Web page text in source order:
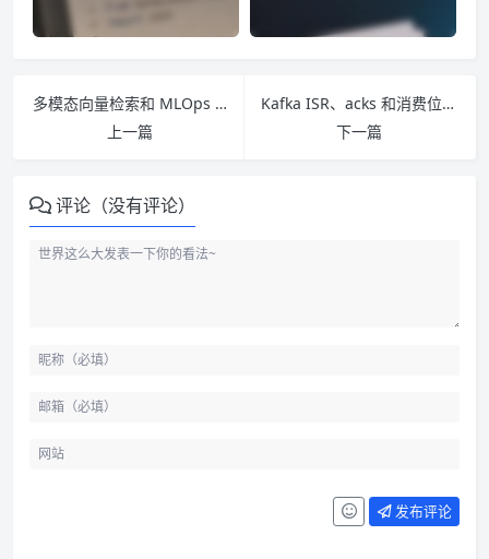
多模态向量检索和 MLOps 怎么理解：给 Java 工程师的一条工程主线
上一篇
Kafka ISR、acks 和消费位点怎么理解：高吞吐背后的几个关键点
下一篇
评论（没有评论）
发布评论
Cookie 和 Session 是传统 Web